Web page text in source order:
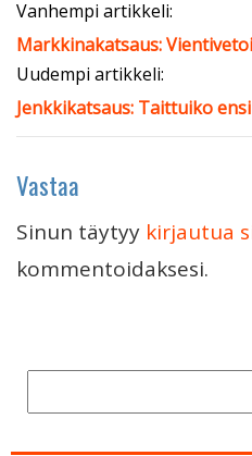
Vanhempi artikkeli:
Markkinakatsaus:
Uudempi artikkeli:
Jenkkikatsaus: Taittuiko
Vastaa
Sinun täytyy kirjautua
kommentoidaksesi.